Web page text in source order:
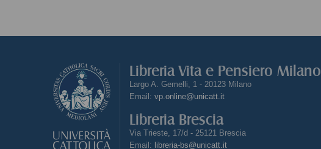
Libreria Vita e Pensiero Milano
Largo A. Gemelli, 1 - 20123 Milano
Email: vp.online@unicatt.it
Libreria Brescia
Via Trieste, 17/d - 25121 Brescia
Email: libreria-bs@unicatt.it